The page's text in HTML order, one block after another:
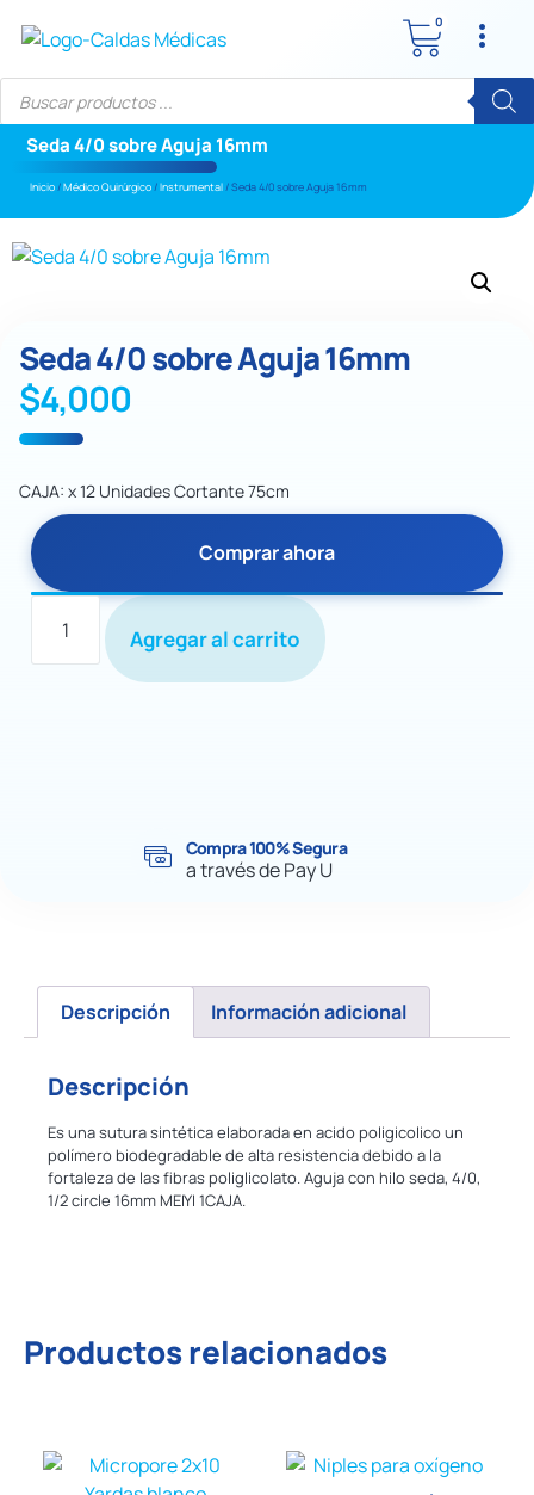
0
Seda 4/0 sobre Aguja 16mm
Inicio/Médico Quirúrgico/Instrumental/ Seda 4/0 sobre Aguja 16mm
Seda 4/0 sobre Aguja 16mm
$4,000
CAJA: x 12 Unidades Cortante 75cm
Comprar ahora
Agregar al carrito
Compra 100% Segura
a través de Pay U
Descripción Información adicional
Descripción
Es una sutura sintética elaborada en acido poligicolico un
polímero biodegradable de alta resistencia debido a la
fortaleza de las fibras poliglicolato. Aguja con hilo seda, 4/0,
1/2 circle 16mm MEIYI 1CAJA.
Productos relacionados